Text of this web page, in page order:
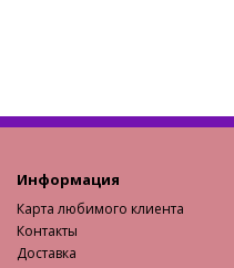
Информация
Карта любимого клиента
Контакты
Доставка